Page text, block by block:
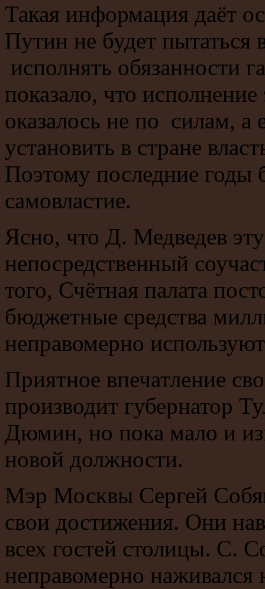
Такая информация даёт
Путин не будет пытаться
исполнять обязанности
показало, что
оказалось не по силам,
установить в стране
Поэтому последние годы
самовластие.
Ясно, что Д. Медведев
непосредственный
того, Счётная палата
бюджетные средства
неправомерно
Приятное впечатление
производит губернатор
Дюмин, но пока мало и
новой должности.
Мэр Москвы Сергей
свои достижения. Они
всех гостей столицы. С.
неправомерно наживался